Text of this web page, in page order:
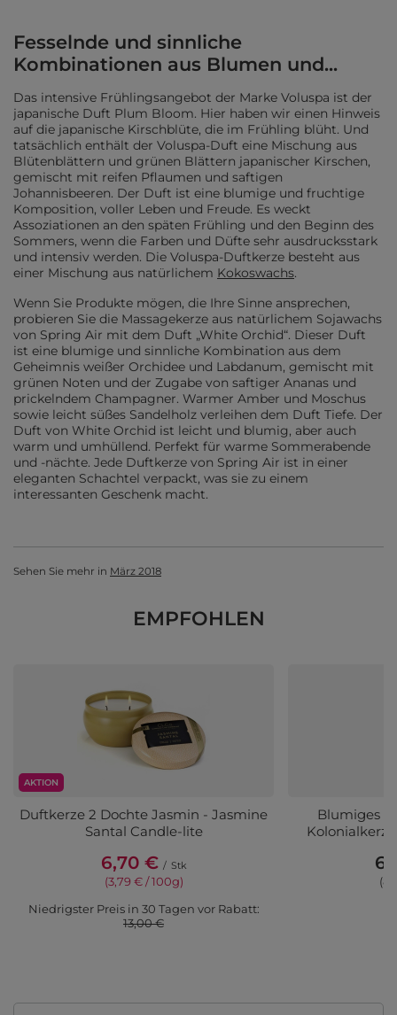
Fesselnde und sinnliche
Kombinationen aus Blumen und...
Das intensive Frühlingsangebot der Marke Voluspa ist der
japanische Duft Plum Bloom. Hier haben wir einen Hinweis
auf die japanische Kirschblüte, die im Frühling blüht. Und
tatsächlich enthält der Voluspa-Duft eine Mischung aus
Blütenblättern und grünen Blättern japanischer Kirschen,
gemischt mit reifen Pflaumen und saftigen
Johannisbeeren. Der Duft ist eine blumige und fruchtige
Komposition, voller Leben und Freude. Es weckt
Assoziationen an den späten Frühling und den Beginn des
Sommers, wenn die Farben und Düfte sehr ausdrucksstark
und intensiv werden. Die Voluspa-Duftkerze besteht aus
einer Mischung aus natürlichem Kokoswachs.
Wenn Sie Produkte mögen, die Ihre Sinne ansprechen,
probieren Sie die Massagekerze aus natürlichem Sojawachs
von Spring Air mit dem Duft „White Orchid“. Dieser Duft
ist eine blumige und sinnliche Kombination aus dem
Geheimnis weißer Orchidee und Labdanum, gemischt mit
grünen Noten und der Zugabe von saftiger Ananas und
prickelndem Champagner. Warmer Amber und Moschus
sowie leicht süßes Sandelholz verleihen dem Duft Tiefe. Der
Duft von White Orchid ist leicht und blumig, aber auch
warm und umhüllend. Perfekt für warme Sommerabende
und -nächte. Jede Duftkerze von Spring Air ist in einer
eleganten Schachtel verpackt, was sie zu einem
interessanten Geschenk macht.
Sehen Sie mehr in März 2018
EMPFOHLEN
AKTION
Duftkerze 2 Dochte Jasmin - Jasmine
Santal Candle-lite
6,70 € / Stk
(3,79 € / 100g)
Niedrigster Preis in 30 Tagen vor Rabatt:
13,00 €
Blumiges